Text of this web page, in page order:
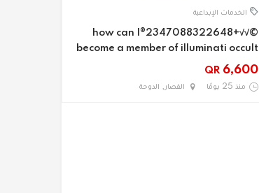
الخدمات الإبداعية
©√√+2347088322648®how can I
become a member of illuminati occult
QR 6,600
منذ 25 يومًا القصار, الدوحة